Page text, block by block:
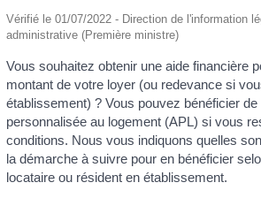
Vérifié le 01/07/2022 - Direction de l'information
administrative (Première ministre)
Vous souhaitez obtenir une aide financière
montant de votre loyer (ou redevance si
établissement) ? Vous pouvez bénéficier de
personnalisée au logement (APL) si vous
conditions. Nous vous indiquons quelles
la démarche à suivre pour en bénéficier
locataire ou résident en établissement.